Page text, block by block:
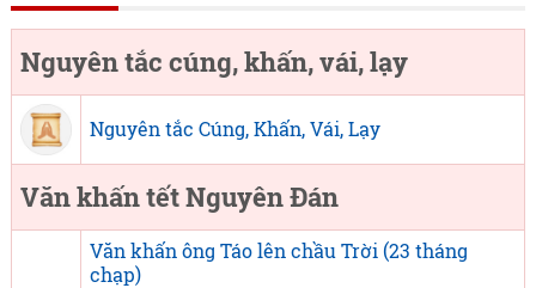
Nguyên tắc cúng, khấn, vái, lạy
Nguyên tắc Cúng, Khấn, Vái, Lạy
Văn khấn tết Nguyên Đán
Văn khấn ông Táo lên chầu Trời (23 tháng
chạp)